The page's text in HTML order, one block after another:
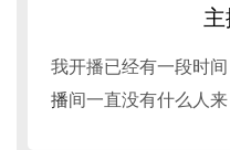
我开播已经有一段时
播间一直没有什么人